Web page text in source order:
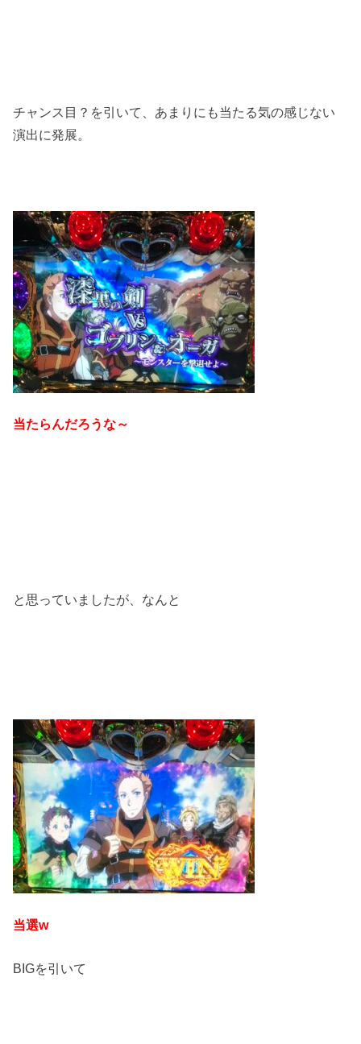
チャンス目？を引いて、あまりにも当たる気の感じない
演出に発展。
当たらんだろうな～
と思っていましたが、なんと
当選w
BIGを引いて